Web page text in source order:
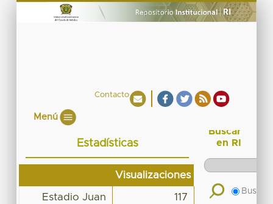
Contacto
Menú
Estadísticas
Visualizaciones
Estadio Juan
117
Buscar
en RI
Buscar